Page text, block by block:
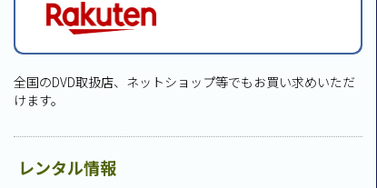
全国のDVD取扱店、ネットショップ等でもお買い求めいただ
けます。
レンタル情報